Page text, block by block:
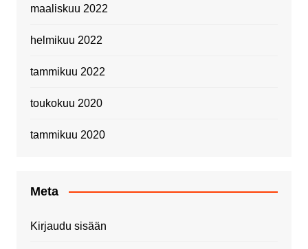
maaliskuu 2022
helmikuu 2022
tammikuu 2022
toukokuu 2020
tammikuu 2020
Meta
Kirjaudu sisään